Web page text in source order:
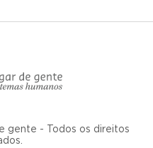
gente - Todos os direitos